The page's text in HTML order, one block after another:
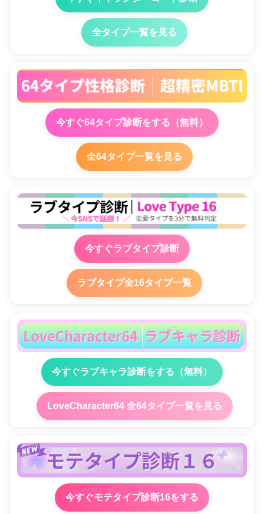
全タイプ一覧を見る
今すぐ64タイプ診断をする（無料）
全64タイプ一覧を見る
今すぐラブタイプ診断
ラブタイプ全16タイプ一覧
今すぐラブキャラ診断をする（無料）
LoveCharacter64 全64タイプ一覧を見る
今すぐモテタイプ診断16をする